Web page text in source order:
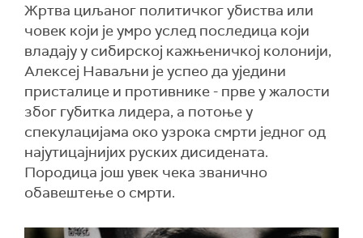
Жртва циљаног политичког убиства или
човек који је умро услед последица који
владају у сибирској кажњеничкој колонији,
Алексеј Наваљни је успео да уједини
присталице и противнике - прве у жалости
због губитка лидера, а потоње у
спекулацијама око узрока смрти једног од
најутицајнијих руских дисидената.
Породица још увек чека званично
обавештење о смрти.